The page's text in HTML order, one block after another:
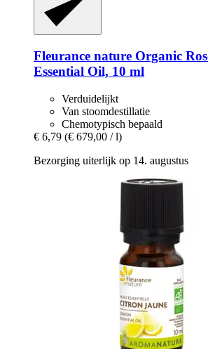
Fleurance nature Organic
Essential Oil, 10 ml
Verduidelijkt
Van stoomdestillatie
Chemotypisch bepaald
€ 6,79 (€ 679,00 / l)
Bezorging uiterlijk op 14. augustus